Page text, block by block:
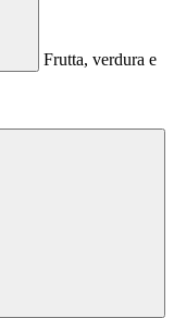
Frutta, verdura e